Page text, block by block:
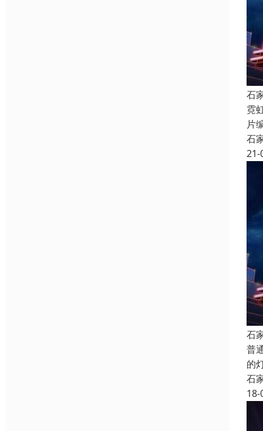
石
霓
片
石
21-
石
普
的
石
18-